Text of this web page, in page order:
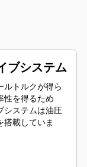
ブシステム
ルトルクが得ら
性を得るため
システムは油圧
搭載していま